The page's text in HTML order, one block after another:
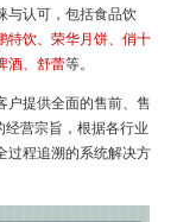
与认可，包括食品饮
特饮、荣华月饼、俏十
酒、舒蕾等。
户提供全面的售前、售
经营宗旨，根据各行业
过程追溯的系统解决方